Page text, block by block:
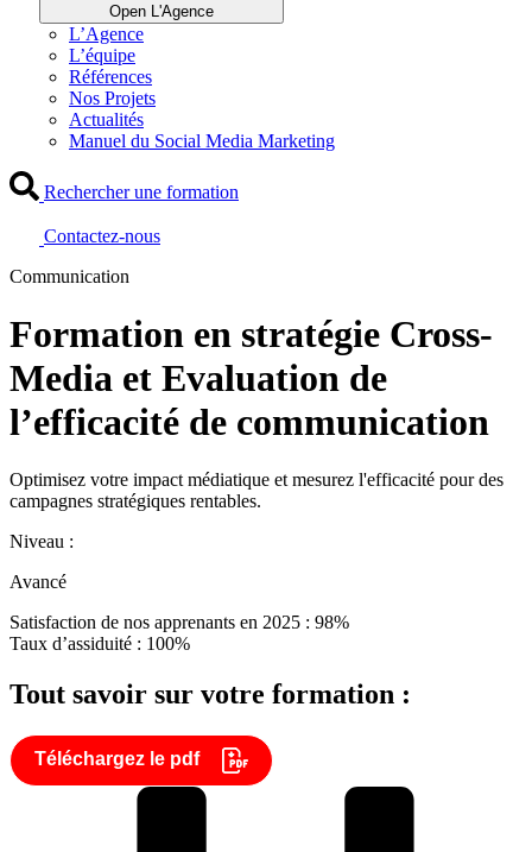
Open L'Agence
L’Agence
L’équipe
Références
Nos Projets
Actualités
Manuel du Social Media Marketing
Rechercher une formation
Contactez-nous
Communication
Formation en stratégie Cross-
Media et Evaluation de
l’efficacité de communication
Optimisez votre impact médiatique et mesurez l'efficacité pour des
campagnes stratégiques rentables.
Niveau :
Avancé
Satisfaction de nos apprenants en 2025 : 98%
Taux d’assiduité : 100%
Tout savoir sur votre formation :
Téléchargez le pdf